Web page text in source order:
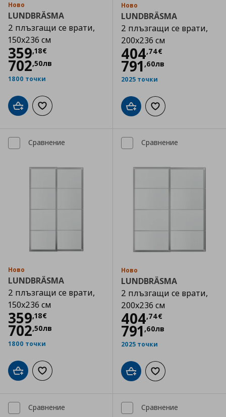
Ново
LUNDBRÄSMA
2 плъзгащи се врати,
150x236 см
359,18€
Цена
702,50лв
1800 точки
Добави в кошницата
Добави към списъка с любими
Ново
LUNDBRÄSMA
2 плъзгащи се врати,
200x236 см
404,74€
Цена404,74 €
791 ,60лв
2025 точки
Добави в кошницата
Добави към
Сравнение
Ново
LUNDBRÄSMA
2 плъзгащи се врати,
150x236 см
359,18€
Цена
702,50лв
1800 точки
Добави в кошницата
Добави към списъка с любими
Сравнение
Ново
LUNDBRÄSMA
2 плъзгащи се врати,
200x236 см
404,74€
Цена404,74 €
791 ,60лв
2025 точки
Добави в кошницата
Добави към
Сравнение Сравнение